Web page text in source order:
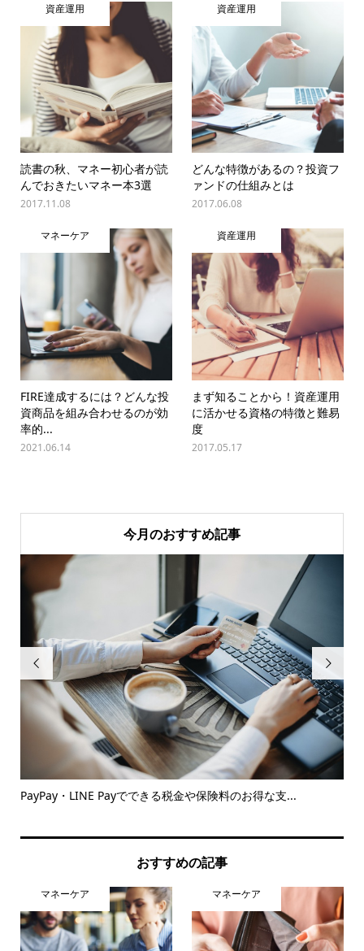
資産運用
読書の秋、マネー初心者が読
んでおきたいマネー本3選
2017.11.08
資産運用
どんな特徴があるの？投資フ
ァンドの仕組みとは
2017.06.08
マネーケア
FIRE達成するには？どんな投
資商品を組み合わせるのが効
率的...
2021.06.14
資産運用
まず知ることから！資産運用
に活かせる資格の特徴と難易
度
2017.05.17
今月のおすすめ記事

PayPay・LINE Payでできる税金や保険料のお得な支...

おすすめの記事
マネーケア マネーケア